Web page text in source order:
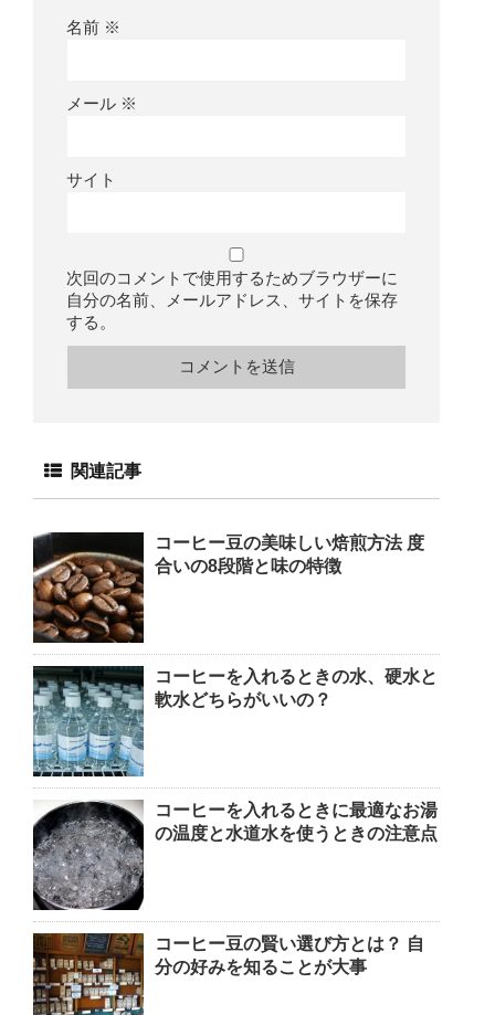
名前 ※
メール ※
サイト
次回のコメントで使用するためブラウザーに
自分の名前、メールアドレス、サイトを保存
する。
関連記事
コーヒー豆の美味しい焙煎方法 度
合いの8段階と味の特徴
コーヒーを入れるときの水、硬水と
軟水どちらがいいの？
コーヒーを入れるときに最適なお湯
の温度と水道水を使うときの注意点
コーヒー豆の賢い選び方とは？ 自
分の好みを知ることが大事